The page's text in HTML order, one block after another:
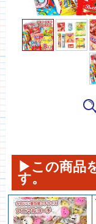
▶この商品
す。